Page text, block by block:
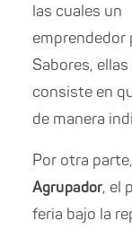
las cuales un
emprendedor
Sabores, ellas
consiste en
de manera
Por otra
Agrupador, el
feria bajo la